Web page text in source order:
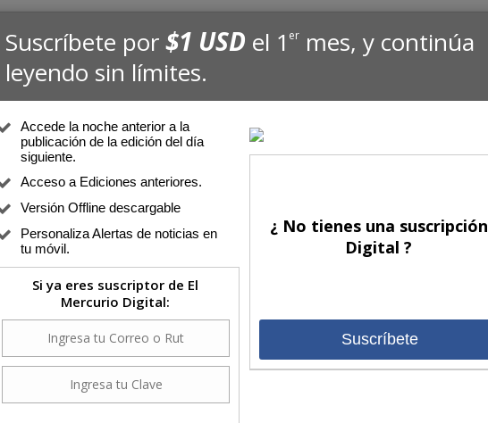
Suscríbete por$1 USD el 1er mes, y continúa
leyendo sin límites.
Accede la noche anterior a la
publicación de la edición del día
siguiente.
Acceso a Ediciones anteriores.
Versión Offline descargable
Personaliza Alertas de noticias en
tu móvil.
Si ya eres suscriptor de El
Mercurio Digital:
¿ No tienes una suscripción
Digital ?
Suscríbete